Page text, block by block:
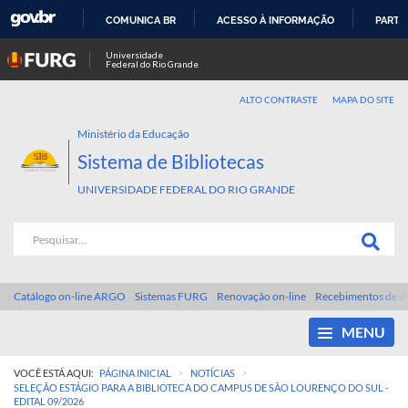
COMUNICA BR ACESSO À INFORMAÇÃO
Universidade
Federal do Rio Grande
ALTO CONTRASTE MAPA DO SITE
Ministério da Educação
Sistema de Bibliotecas
UNIVERSIDADE FEDERAL DO RIO GRANDE
Catálogo on-line ARGO Sistemas FURG Renovação on-line Recebimentos de
MENU
VOCÊ ESTÁ AQUI: PÁGINA INICIAL > NOTÍCIAS >
SELEÇÃO ESTÁGIO PARA A BIBLIOTECA DO CAMPUS DE SÃO LOURENÇO DO SUL -
EDITAL 09/2026